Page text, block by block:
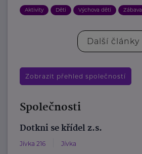
Aktivity Děti Výchova dětí Zábava
Další články
Zobrazit přehled společností
Společnosti
Dotkni se křídel z.s.
Jívka 216 Jívka